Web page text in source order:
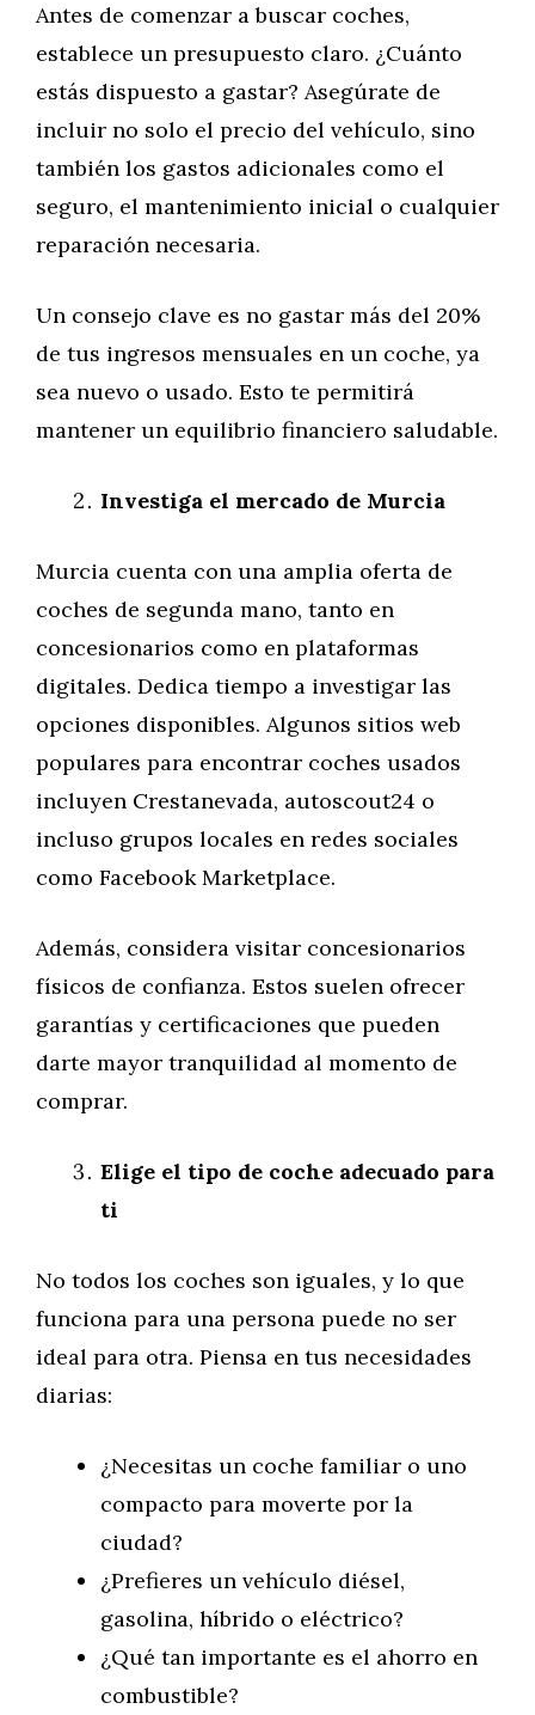
Antes de comenzar a buscar coches,
establece un presupuesto claro. ¿Cuánto
estás dispuesto a gastar? Asegúrate de
incluir no solo el precio del vehículo, sino
también los gastos adicionales como el
seguro, el mantenimiento inicial o cualquier
reparación necesaria.
Un consejo clave es no gastar más del 20%
de tus ingresos mensuales en un coche, ya
sea nuevo o usado. Esto te permitirá
mantener un equilibrio financiero saludable.
Investiga el mercado de Murcia
Murcia cuenta con una amplia oferta de
coches de segunda mano, tanto en
concesionarios como en plataformas
digitales. Dedica tiempo a investigar las
opciones disponibles. Algunos sitios web
populares para encontrar coches usados
incluyen Crestanevada, autoscout24 o
incluso grupos locales en redes sociales
como Facebook Marketplace.
Además, considera visitar concesionarios
físicos de confianza. Estos suelen ofrecer
garantías y certificaciones que pueden
darte mayor tranquilidad al momento de
comprar.
Elige el tipo de coche adecuado para
ti
No todos los coches son iguales, y lo que
funciona para una persona puede no ser
ideal para otra. Piensa en tus necesidades
diarias:
¿Necesitas un coche familiar o uno
compacto para moverte por la
ciudad?
¿Prefieres un vehículo diésel,
gasolina, híbrido o eléctrico?
¿Qué tan importante es el ahorro en
combustible?